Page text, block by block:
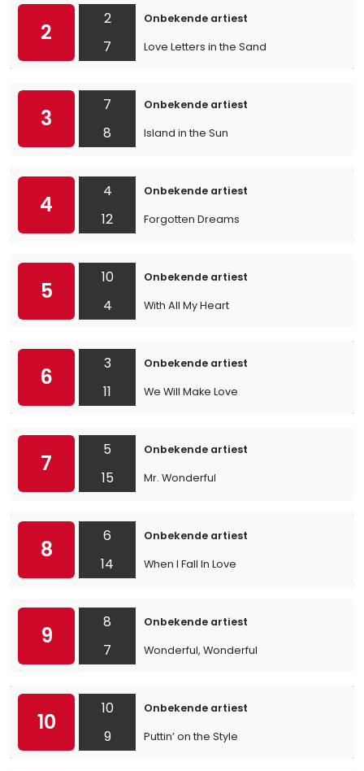
2
2
7
Onbekende artiest
Love Letters in the Sand
3
7
8
Onbekende artiest
Island in the Sun
4
4
12
Onbekende artiest
Forgotten Dreams
5
10
4
Onbekende artiest
With All My Heart
6
3
11
Onbekende artiest
We Will Make Love
7
5
15
Onbekende artiest
Mr. Wonderful
8
6
14
Onbekende artiest
When I Fall In Love
9
8
7
Onbekende artiest
Wonderful, Wonderful
10
10
9
Onbekende artiest
Puttin’ on the Style